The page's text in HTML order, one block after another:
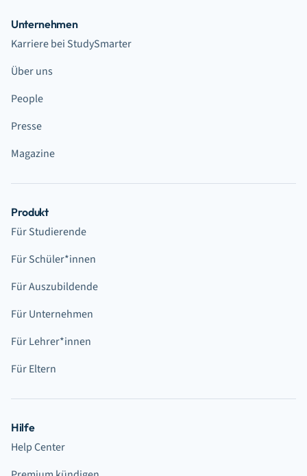
Unternehmen
Karriere bei StudySmarter
Über uns
People
Presse
Magazine
Produkt
Für Studierende
Für Schüler*innen
Für Auszubildende
Für Unternehmen
Für Lehrer*innen
Für Eltern
Hilfe
Help Center